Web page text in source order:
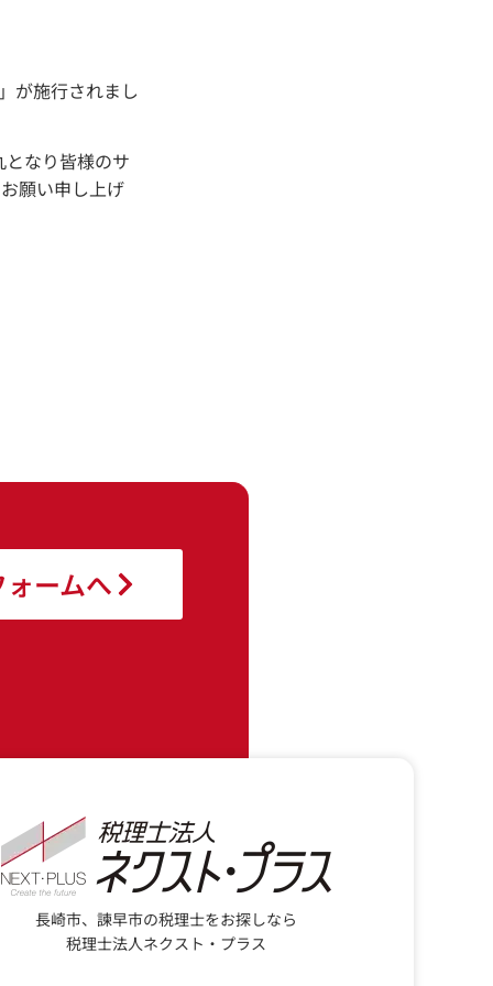
が施行されまし
なり皆様のサ
お願い申し上げ
ームへ
長崎市、諫早市の税理士をお探しなら
税理士法人ネクスト・プラス